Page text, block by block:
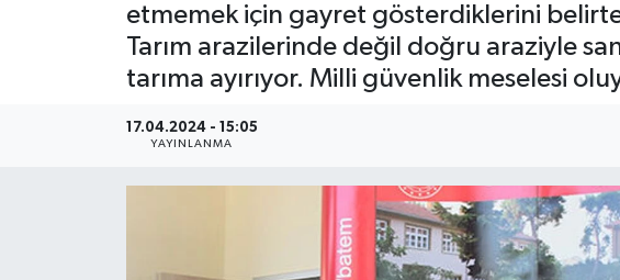
etmemek için gayret gösterdiklerini
Tarım arazilerinde değil doğru araziyle
tarıma ayırıyor. Milli güvenlik meselesi
17.04.2024 - 15:05
YAYINLANMA